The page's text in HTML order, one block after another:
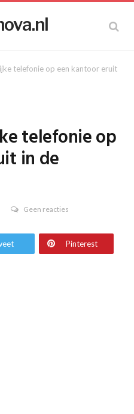
telefonie op een kantoor eruit
telefonie op
in de
Geen reacties
Pinterest